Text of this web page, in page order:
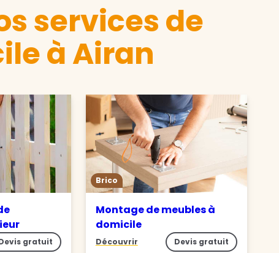
services de
à Airan
gratuit
Brico
Montage de meubles à
domicile
Découvrir Devis gratuit